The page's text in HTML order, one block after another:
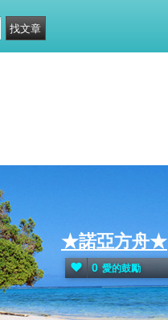
★諾亞方舟★
0 愛的鼓勵